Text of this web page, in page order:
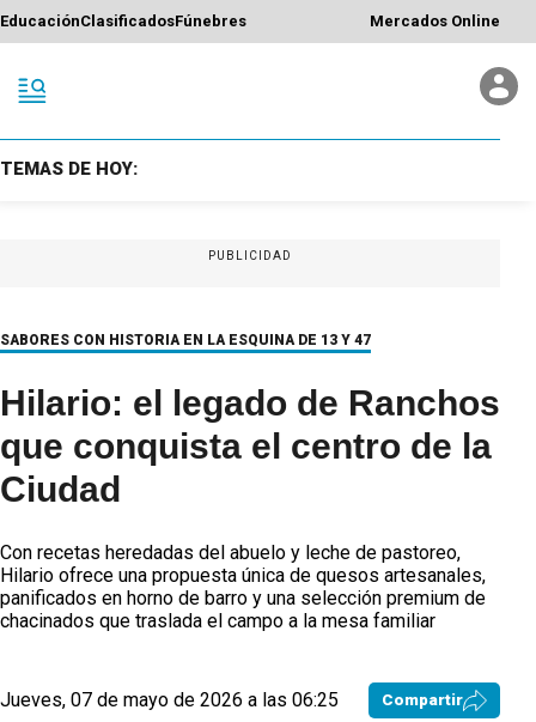
EducaciónClasificadosFúnebres Mercados Online
TEMAS DE HOY:
PUBLICIDAD
SABORES CON HISTORIA EN LA ESQUINA DE 13 Y 47
Hilario: el legado de Ranchos
que conquista el centro de la
Ciudad
Con recetas heredadas del abuelo y leche de pastoreo,
Hilario ofrece una propuesta única de quesos artesanales,
panificados en horno de barro y una selección premium de
chacinados que traslada el campo a la mesa familiar
Jueves, 07 de mayo de 2026 a las 06:25 Compartir